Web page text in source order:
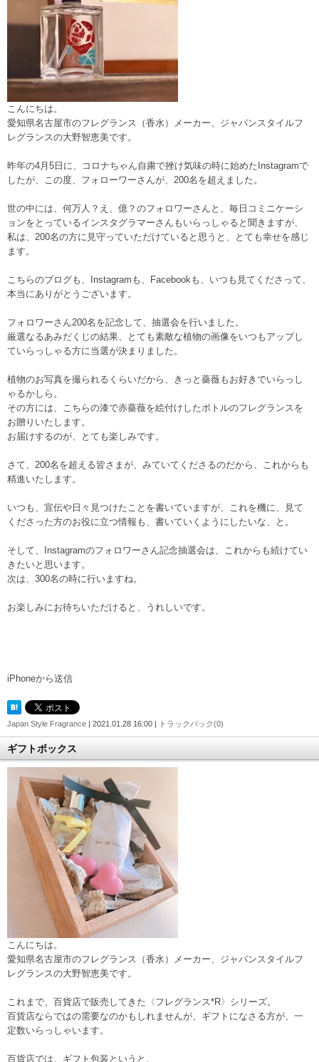
こんにちは。
愛知県名古屋市のフレグランス（香水）メーカー、ジャパンスタイルフ
レグランスの大野智恵美です。
昨年の4月5日に、コロナちゃん自粛で挫け気味の時に始めたInstagramで
したが、この度、フォローワーさんが、200名を超えました。
世の中には、何万人？え、億？のフォロワーさんと、毎日コミニケーシ
ョンをとっているインスタグラマーさんもいらっしゃると聞きますが、
私は、200名の方に見守っていただけていると思うと、とても幸せを感じ
ます。
こちらのブログも、Instagramも、Facebookも、いつも見てくださって、
本当にありがとうございます。
フォロワーさん200名を記念して、抽選会を行いました。
厳選なるあみだくじの結果、とても素敵な植物の画像をいつもアップし
ていらっしゃる方に当選が決まりました。
植物のお写真を撮られるくらいだから、きっと薔薇もお好きでいらっし
ゃるかしら。
その方には、こちらの漆で赤薔薇を絵付けしたボトルのフレグランスを
お贈りいたします。
お届けするのが、とても楽しみです。
さて、200名を超える皆さまが、みていてくださるのだから、これからも
精進いたします。
いつも、宣伝や日々見つけたことを書いていますが、これを機に、見て
くださった方のお役に立つ情報も、書いていくようにしたいな、と。
そして、Instagramのフォロワーさん記念抽選会は、これからも続けてい
きたいと思います。
次は、300名の時に行いますね。
お楽しみにお待ちいただけると、うれしいです。
iPhoneから送信
Japan Style Fragrance | 2021.01.28 16:00 | トラックバック(0)
ギフトボックス
こんにちは。
愛知県名古屋市のフレグランス（香水）メーカー、ジャパンスタイルフ
レグランスの大野智恵美です。
これまで、百貨店で販売してきた〈フレグランス*R〉シリーズ。
百貨店ならではの需要なのかもしれませんが、ギフトになさる方が、一
定数いらっしゃいます。
百貨店では、ギフト包装というと、